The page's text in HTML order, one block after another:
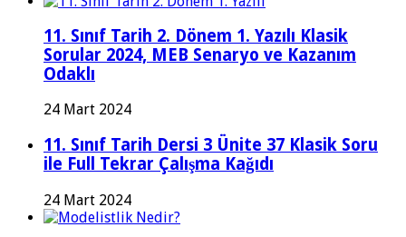
11. Sınıf Tarih 2. Dönem 1. Yazılı Klasik
Sorular 2024, MEB Senaryo ve Kazanım
Odaklı
24 Mart 2024
11. Sınıf Tarih Dersi 3 Ünite 37 Klasik Soru
ile Full Tekrar Çalışma Kağıdı
24 Mart 2024